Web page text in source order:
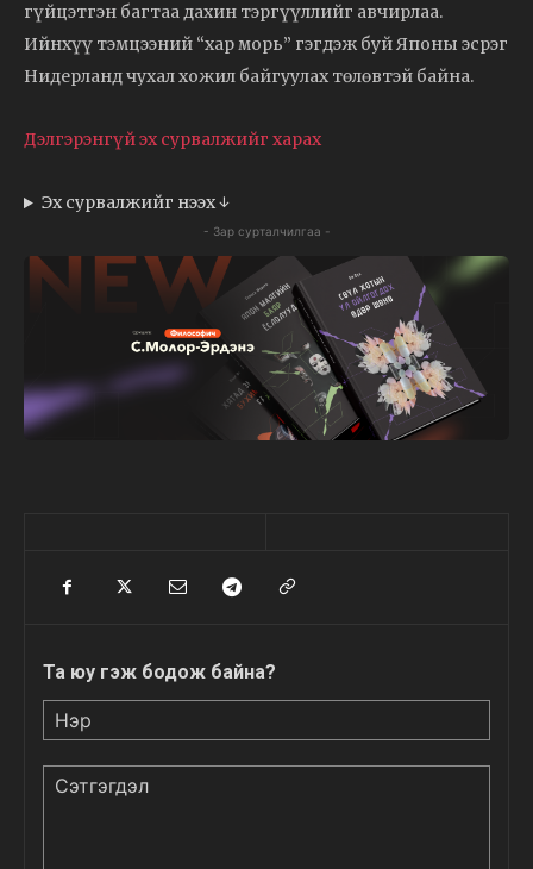
гүйцэтгэн багтаа дахин тэргүүллийг авчирлаа.
Ийнхүү тэмцээний “хар морь” гэгдэж буй Японы эсрэг
Нидерланд чухал хожил байгуулах төлөвтэй байна.
Дэлгэрэнгүй эх сурвалжийг харах
Эх сурвалжийг нээх ↓
- Зар сурталчилгаа -
Та юу гэж бодож байна?